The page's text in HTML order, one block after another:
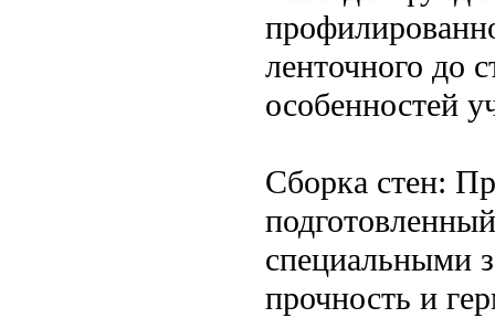
ленточного до
особенностей
Сборка стен:
специальными
прочность и